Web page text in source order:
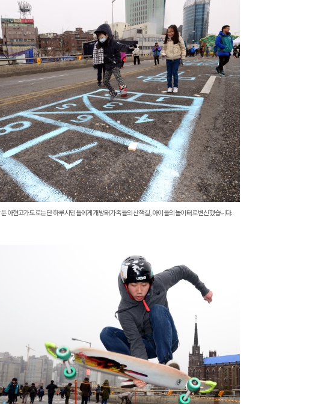
아현고가도로는 단 하루 시민들에게 개방돼 가족들의 산책길, 아이들의 놀이터로 변신했습니다.